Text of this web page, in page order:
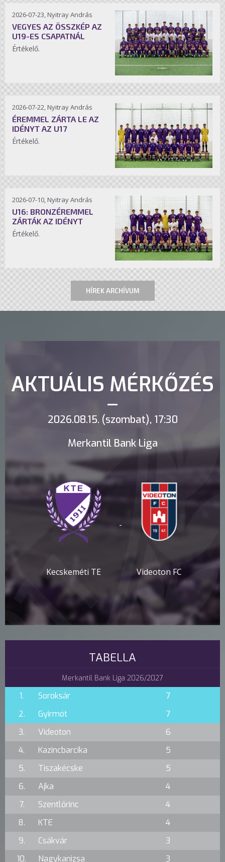
2026-07-23, Nyitray András
VEGYES AZ ÖSSZKÉP AZ
U19-ES CSAPATNÁL
Értékelő.
2026-07-22, Nyitray András
ÉREMMEL ZÁRTA LE AZ
IDÉNYT AZ U17
Értékelő.
2026-07-10, Nyitray András
U16: BRONZÉREMMEL
ZÁRTÁK AZ IDÉNYT
Értékelő.
HÍREK ARCHÍVUM
AKTUÁLIS MÉRKŐZÉS
2026.08.15. (szombat), 17:30
Merkantil Bank Liga
Kecskeméti TE
-
Videoton FC
TABELLA
Merkantil Bank Liga 2026/2027
1. Soroksár
7
2.
Gyirmót
7
3.
Videoton
6
4.
Kazincbarcika
5
5.
Tiszakécske
5
6.
Ajka
4
7.
Szentlőrinc
4
8.
KTE
4
9.
Csákvár
3
10.
Nagykanizsa 3